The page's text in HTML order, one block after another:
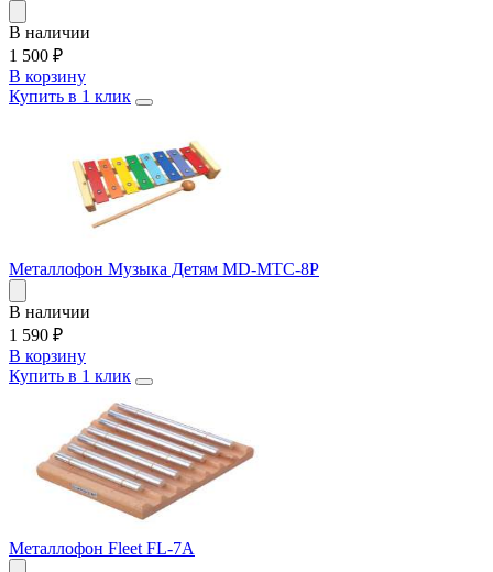
В наличии
1 500 ₽
В корзину
Купить в 1 клик
Металлофон Музыка Детям MD-MTC-8P
В наличии
1 590 ₽
В корзину
Купить в 1 клик
Металлофон Fleet FL-7A